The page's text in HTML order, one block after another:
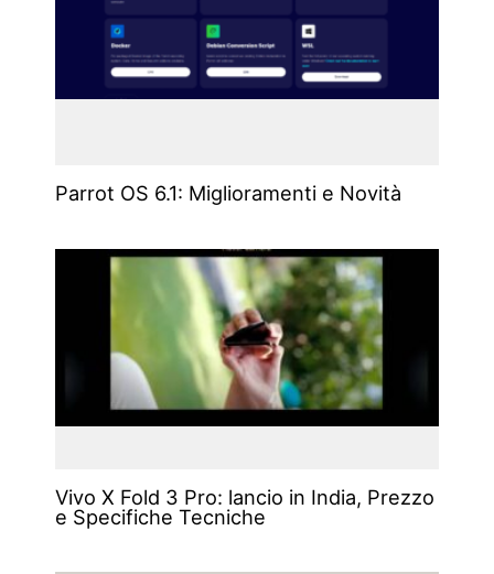
Parrot OS 6.1: Miglioramenti e Novità
Vivo X Fold 3 Pro: lancio in India, Prezzo
e Specifiche Tecniche